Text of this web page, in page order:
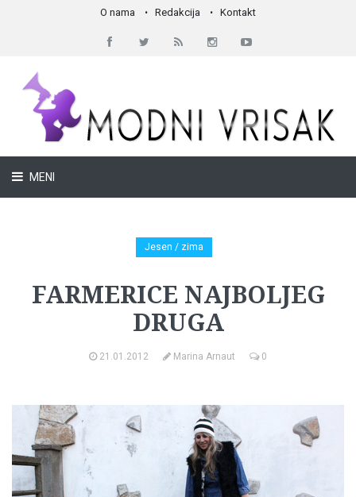
O nama Redakcija Kontakt
MENI
Jesen / zima
FARMERICE NAJBOLJEG
DRUGA
21.01.2012 Marina Arnaut 0